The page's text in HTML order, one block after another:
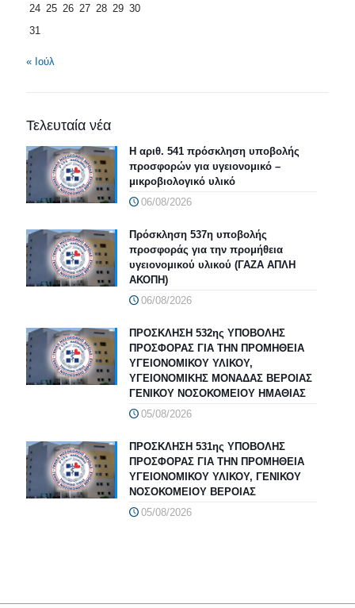
24 25 26 27 28 29 30
31
« Ιούλ
Τελευταία νέα
Η αριθ. 541 πρόσκληση υποβολής
προσφορών για υγειονομικό –
μικροβιολογικό υλικό
06/08/2026
Πρόσκληση 537η υποβολής
προσφοράς για την προμήθεια
υγειονομικού υλικού (ΓΑΖΑ ΑΠΛΗ
ΑΚΟΠΗ)
06/08/2026
ΠΡΟΣΚΛΗΣΗ 532ης ΥΠΟΒΟΛΗΣ
ΠΡΟΣΦΟΡΑΣ ΓΙΑ ΤΗΝ ΠΡΟΜΗΘΕΙΑ
ΥΓΕΙΟΝΟΜΙΚΟΥ ΥΛΙΚΟΥ,
ΥΓΕΙΟΝΟΜΙΚΗΣ ΜΟΝΑΔΑΣ ΒΕΡΟΙΑΣ
ΓΕΝΙΚΟΥ ΝΟΣΟΚΟΜΕΙΟΥ ΗΜΑΘΙΑΣ
05/08/2026
ΠΡΟΣΚΛΗΣΗ 531ης ΥΠΟΒΟΛΗΣ
ΠΡΟΣΦΟΡΑΣ ΓΙΑ ΤΗΝ ΠΡΟΜΗΘΕΙΑ
ΥΓΕΙΟΝΟΜΙΚΟΥ ΥΛΙΚΟΥ, ΓΕΝΙΚΟΥ
ΝΟΣΟΚΟΜΕΙΟΥ ΒΕΡΟΙΑΣ
05/08/2026